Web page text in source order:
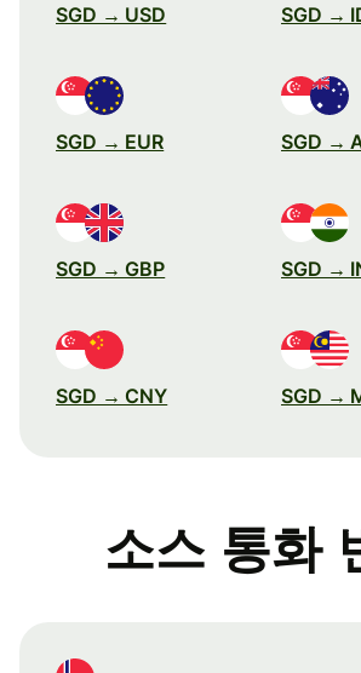
SGD → USD SGD →
SGD → EUR SGD →
SGD → GBP SGD →
SGD → CNY SGD →
소스 통화